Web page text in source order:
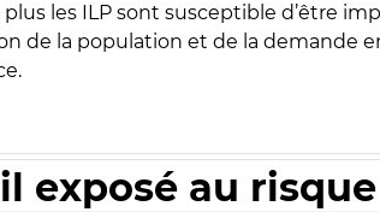
les ILP sont susceptible d’être
de la population et de la demande
exposé au